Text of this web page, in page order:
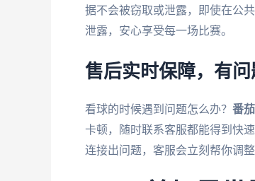
据不会被窃取或泄露，即使在公
泄露，安心享受每一场比赛。
售后实时保障，有
看球的时候遇到问题怎么办？ 番
卡顿，随时联系客服都能得到快
连接出问题，客服会立刻帮你调